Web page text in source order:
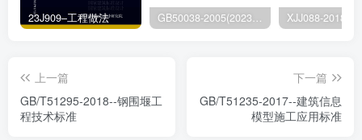
23J909–工程做法 GB50038-2005(2023版)–人民防空地下室设计规范
上一篇
GB/T51295-2018--钢围堰工
程技术标准
下一篇
GB/T51235-2017--建筑信息
模型施工应用标准